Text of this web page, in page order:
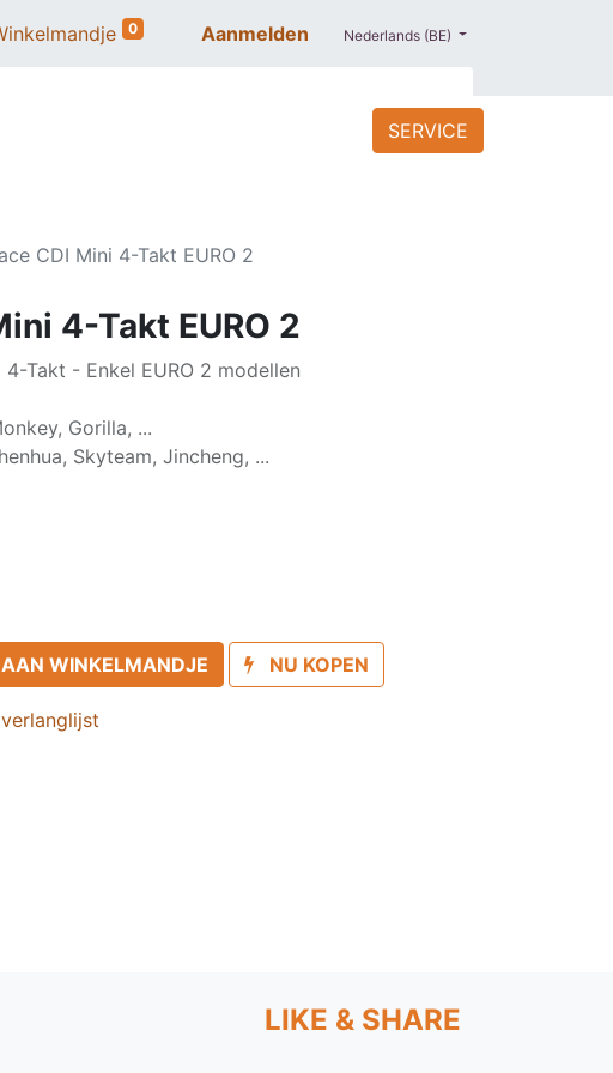
0 Aanmelden Nederlands (BE)
PROMO
SERVICE
CDI Mini 4-Takt EURO 2
4-Takt EURO 2
Takt - Enkel EURO 2 modellen
Gorilla, ...
Skyteam, Jincheng, ...
WINKELMANDJE NU KOPEN
LIKE & SHARE